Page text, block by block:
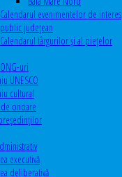
Calendarul evenimentelor de interes
public judeţean
Calendarul târgurilor şi al pieţelor
ONG-uri
UNESCO
cultural
onoare
executivă
deliberativă